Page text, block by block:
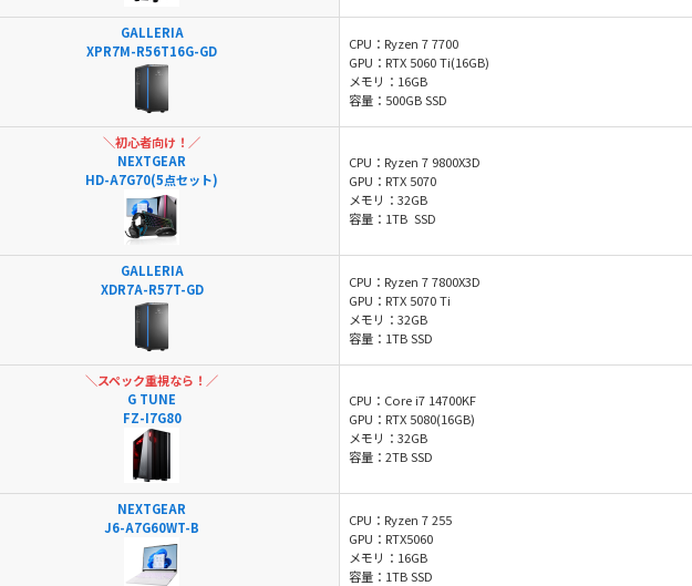
GALLERIA
XPR7M-R56T16G-GD
CPU：Ryzen 7 7700
GPU：RTX 5060 Ti(16GB)
メモリ：16GB
容量：500GB SSD
＼初心者向け！／
NEXTGEAR
HD-A7G70(5点セット)
CPU：Ryzen 7 9800X3D
GPU：RTX 5070
メモリ：32GB
容量：1TB SSD
GALLERIA
XDR7A-R57T-GD
CPU：Ryzen 7 7800X3D
GPU：RTX 5070 Ti
メモリ：32GB
容量：1TB SSD
＼スペック重視なら！／
G TUNE
FZ-I7G80
CPU：Core i7 14700KF
GPU：RTX 5080(16GB)
メモリ：32GB
容量：2TB SSD
NEXTGEAR
J6-A7G60WT-B
CPU：Ryzen 7 255
GPU：RTX5060
メモリ：16GB
容量：1TB SSD